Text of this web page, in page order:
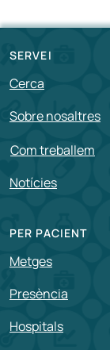
SERVEI
Cerca
Sobre nosaltres
Com treballem
Notícies
PER PACIENT
Metges
Presència
Hospitals